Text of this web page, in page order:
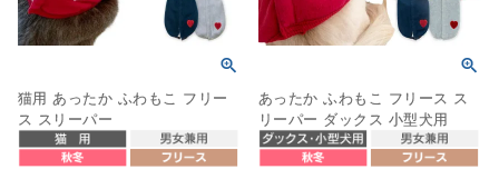
猫用 あったか ふわもこ フリー
ス スリーパー
あったか ふわもこ フリース ス
リーパー ダックス 小型犬用